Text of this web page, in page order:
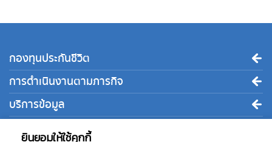
ยินยอมให้ใช้คุกกี้
กองทุนประกันชีวิต
การดำเนินงานตามภารกิจ
บริการข้อมูล